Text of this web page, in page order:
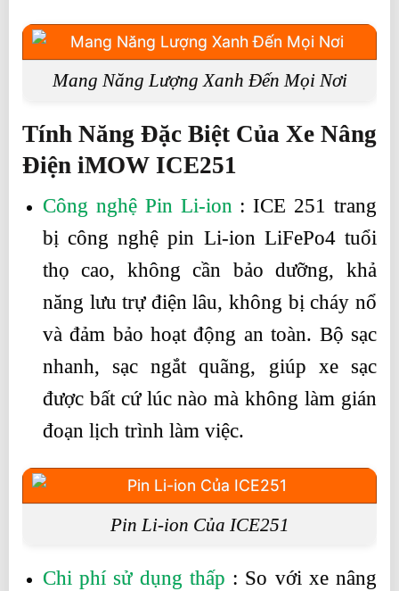
Mang Năng Lượng Xanh Đến Mọi Nơi
Tính Năng Đặc Biệt Của Xe Nâng
Điện iMOW ICE251
Công nghệ Pin Li-ion: ICE 251 trang
bị công nghệ pin Li-ion LiFePo4 tuổi
thọ cao, không cần bảo dưỡng, khả
năng lưu trự điện lâu, không bị cháy nổ
và đảm bảo hoạt động an toàn. Bộ sạc
nhanh, sạc ngắt quãng, giúp xe sạc
được bất cứ lúc nào mà không làm gián
đoạn lịch trình làm việc.
Pin Li-ion Của ICE251
Chi phí sử dụng thấp : So với xe nâng